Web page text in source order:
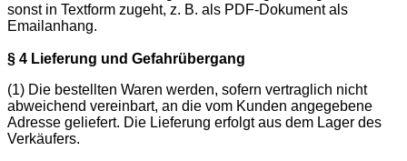
sonst in Textform zugeht, z. B. als PDF-Dokument als
Emailanhang.
§ 4 Lieferung und Gefahrübergang
(1) Die bestellten Waren werden, sofern vertraglich nicht
abweichend vereinbart, an die vom Kunden angegebene
Adresse geliefert. Die Lieferung erfolgt aus dem Lager des
Verkäufers.